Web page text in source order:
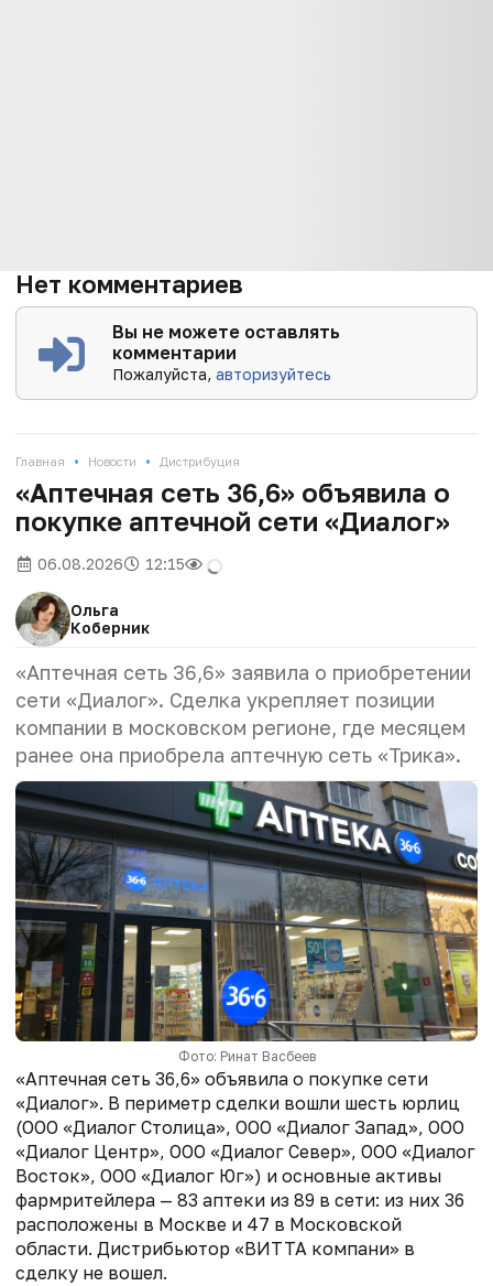
Нет комментариев
Вы не можете оставлять
комментарии
Пожалуйста,авторизуйтесь
Главная • Новости • Дистрибуция
«Аптечная сеть 36,6» объявила о
покупке аптечной сети «Диалог»
06.08.2026 12:15
Ольга
Коберник
«Аптечная сеть 36,6» заявила о приобретении
сети «Диалог». Сделка укрепляет позиции
компании в московском регионе, где месяцем
ранее она приобрела аптечную сеть «Трика».
Фото: Ринат Васбеев
«Аптечная сеть 36,6» объявила о покупке сети
«Диалог». В периметр сделки вошли шесть юрлиц
(ООО «Диалог Столица», ООО «Диалог Запад», ООО
«Диалог Центр», ООО «Диалог Север», ООО «Диалог
Восток», ООО «Диалог Юг») и основные активы
фармритейлера — 83 аптеки из 89 в сети: из них 36
расположены в Москве и 47 в Московской
области. Дистрибьютор «ВИТТА компани» в
сделку не вошел.